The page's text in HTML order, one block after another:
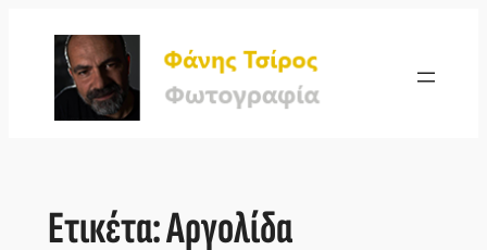
περιεχόμενο
Ετικέτα:Αργολίδα